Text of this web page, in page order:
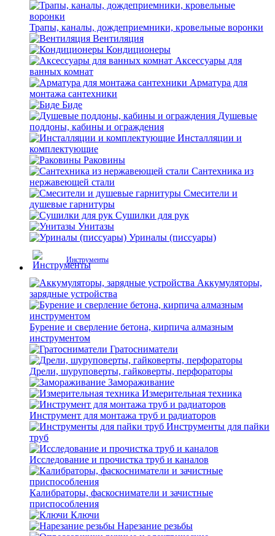
Трапы, каналы, дождеприемники, кровельные воронки
Вентиляция
Кондиционеры
Аксессуары для
ванных комнат
Арматура для
монтажа сантехники
Биде
Душевые
поддоны, кабины и ограждения
Инсталляции и
комплектующие
Раковины
Сантехника из
нержавеющей стали
Смесители и
душевые гарнитуры
Сушилки для рук
Унитазы
Уриналы (писсуары)
Инструменты
Аккумуляторы,
зарядные устройства
Бурение и сверление бетона, кирпича алмазным
инструментом
Гратосниматели
Дрели, шуруповерты, гайковерты, перфораторы
Замораживание
Измерительная техника
Инструмент для монтажа труб и радиаторов
Инструменты для пайки
труб
Исследование и прочистка труб и каналов
Калибраторы, фаскосниматели и зачистные
приспособления
Ключи
Нарезание резьбы